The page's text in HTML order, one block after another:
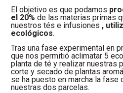
El objetivo es que podamos
el 20% de las materias primas
nuestros tés e infusiones ,
ecológicos.
Tras una fase experimental en
que nos permitió aclimatar 5
planta de té y realizar nuestras
corte y secado de plantas
se ha puesto en marcha la fase
nuestras dos parcelas.